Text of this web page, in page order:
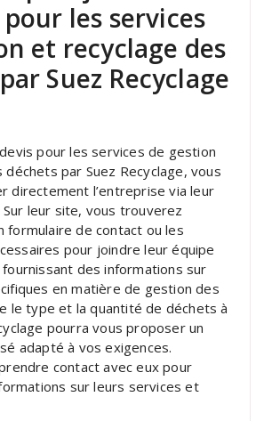
les services
et recyclage des
Suez Recyclage
pour les services de gestion
par Suez Recyclage, vous
directement l’entreprise via leur
leur site, vous trouverez
formulaire de contact ou les
pour joindre leur équipe
fournissant des informations sur
en matière de gestion des
le type et la quantité de déchets à
pourra vous proposer un
adapté à vos exigences.
contact avec eux pour
sur leurs services et